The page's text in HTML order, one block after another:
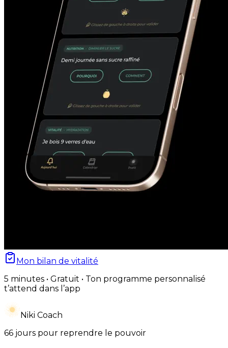
Mon bilan de vitalité
5 minutes • Gratuit • Ton programme personnalisé
t’attend dans l’app
Niki Coach
66 jours pour reprendre le pouvoir